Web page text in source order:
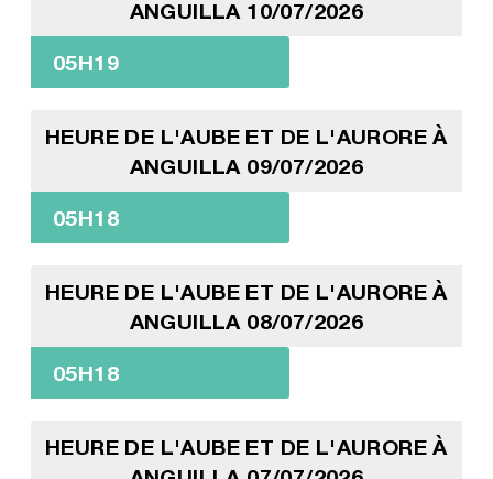
ANGUILLA 10/07/2026
05H19
HEURE DE L'AUBE ET DE L'AURORE À
ANGUILLA 09/07/2026
05H18
HEURE DE L'AUBE ET DE L'AURORE À
ANGUILLA 08/07/2026
05H18
HEURE DE L'AUBE ET DE L'AURORE À